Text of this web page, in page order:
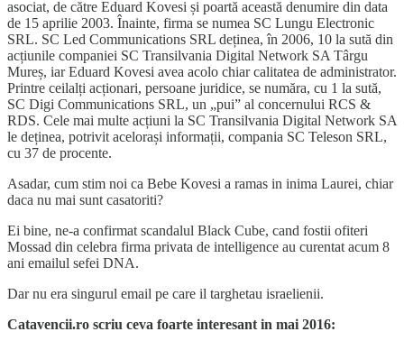
asociat, de către Eduard Kovesi și poartă această denumire din data
de 15 aprilie 2003. Înainte, firma se numea SC Lungu Electronic
SRL. SC Led Communications SRL deținea, în 2006, 10 la sută din
acțiunile companiei SC Transilvania Digital Network SA Târgu
Mureș, iar Eduard Kovesi avea acolo chiar calitatea de administrator.
Printre ceilalți acționari, persoane juridice, se număra, cu 1 la sută,
SC Digi Communications SRL, un „pui” al concernului RCS &
RDS. Cele mai multe acțiuni la SC Transilvania Digital Network SA
le deținea, potrivit acelorași informații, compania SC Teleson SRL,
cu 37 de procente.
Asadar, cum stim noi ca Bebe Kovesi a ramas in inima Laurei, chiar
daca nu mai sunt casatoriti?
Ei bine, ne-a confirmat scandalul Black Cube, cand fostii ofiteri
Mossad din celebra firma privata de intelligence au curentat acum 8
ani emailul sefei DNA.
Dar nu era singurul email pe care il targhetau israelienii.
Catavencii.ro scriu ceva foarte interesant in mai 2016: